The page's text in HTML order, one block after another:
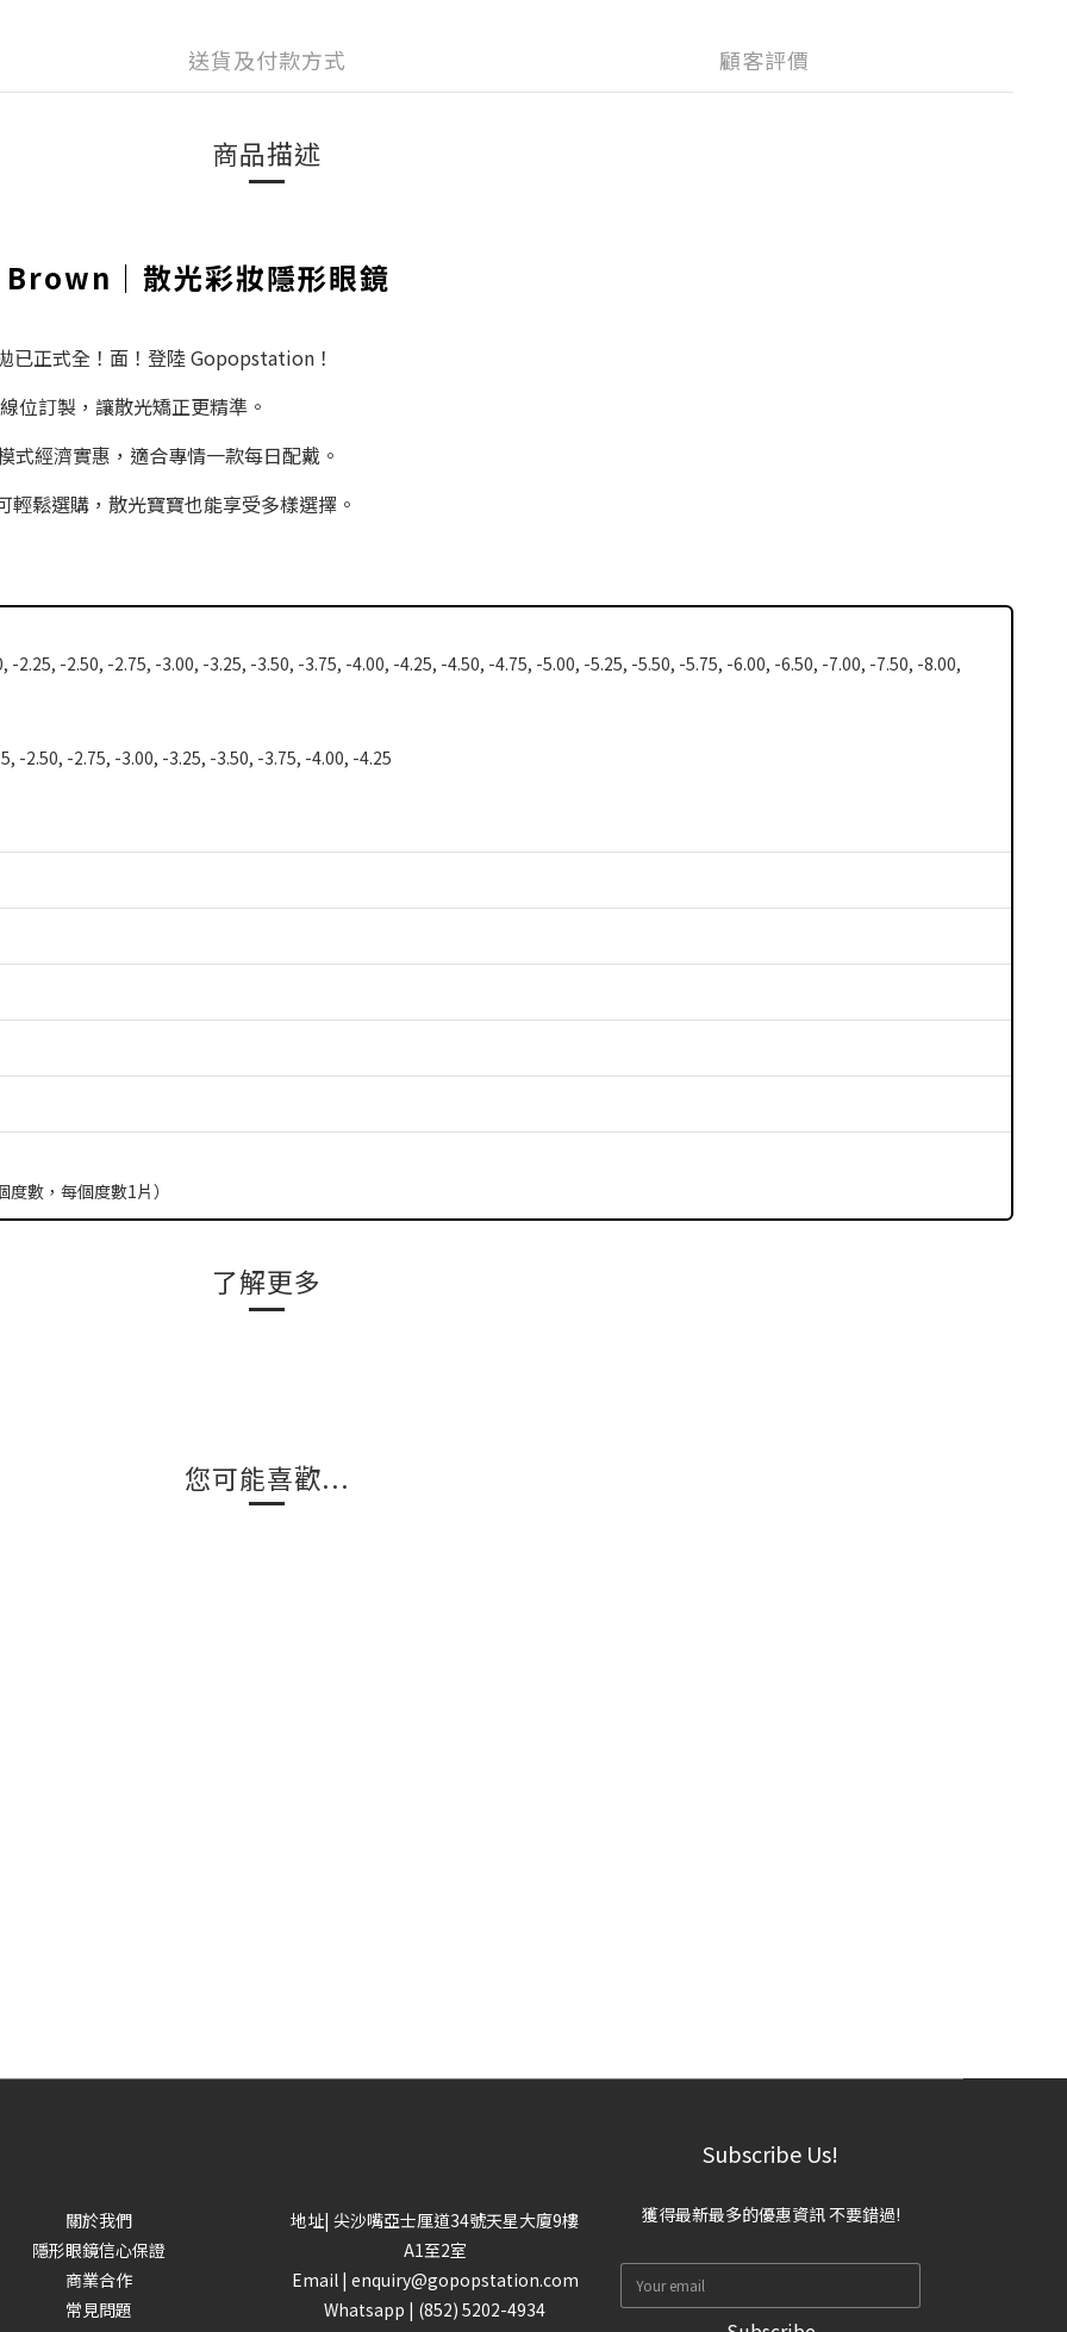
送貨及付款方式 顧客評價
商品描述
｜散光彩妝隱形眼鏡
已正式全！面！登陸 Gopopstation！
位訂製，讓散光矯正更精準。
經濟實惠，適合專情一款每日配戴。
鬆選購，散光寶寶也能享受多樣選擇。
-2.25, -2.50, -2.75, -3.00, -3.25, -3.50, -3.75, -4.00, -4.25, -4.50, -4.75, -5.00, -5.25, -5.50, -5.75, -6.00, -6.50, -7.00, -7.50, -8.00,
-2.50, -2.75, -3.00, -3.25, -3.50, -3.75, -4.00, -4.25
數，每個度數1片）
了解更多
您可能喜歡...
關於我們
隱形眼鏡信心保證
商業合作
常見問題
地址| 尖沙嘴亞士厘道34號天星大廈9樓
A1至2室
Email | enquiry@gopopstation.com
Whatsapp | (852) 5202-4934
Subscribe Us!
獲得最新最多的優惠資訊 不要錯過!